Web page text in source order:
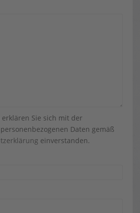
Sie sich mit der
Daten gemäß
einverstanden.